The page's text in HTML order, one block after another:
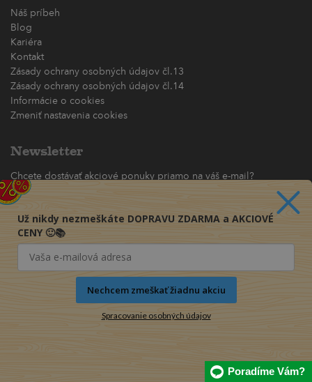
Náš príbeh
Blog
Kariéra
Kontakt
Zásady ochrany osobných údajov čl.13
Zásady ochrany osobných údajov čl.14
Informácie o cookies
Zmeniť nastavenia cookies
Newsletter
Chcete dostávať akciové ponuky priamo na váš e-mail?
(maximálne jedna e-mailová správa za týždeň)
Odoberať
Poradíme Vám?
Už nikdy nezmeškáte DOPRAVU ZDARMA a AKCIOVÉ
CENY 🙂📚
Nechcem zmeškať žiadnu akciu
Spracovanie osobných údajov